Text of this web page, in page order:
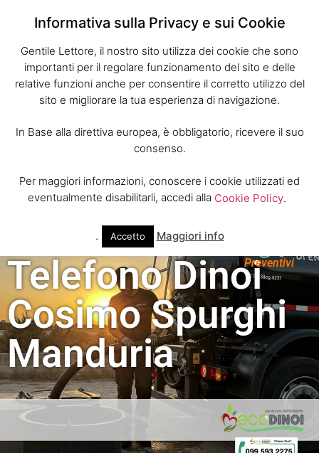
Telefono Dinoi
Cosimo Spurghi
Manduria
Preventivi
Informativa sulla Privacy e sui Cookie
Gentile Lettore, il nostro sito utilizza dei cookie che sono
importanti per il regolare funzionamento del sito e delle
relative funzioni anche per consentire il corretto utilizzo del
sito e migliorare la tua esperienza di navigazione.
In Base alla direttiva europea, è obbligatorio, ricevere il suo
consenso.
Per maggiori informazioni, conoscere i cookie utilizzati ed
eventualmente disabilitarli, accedi alla Cookie Policy.
. Accetto Maggiori info